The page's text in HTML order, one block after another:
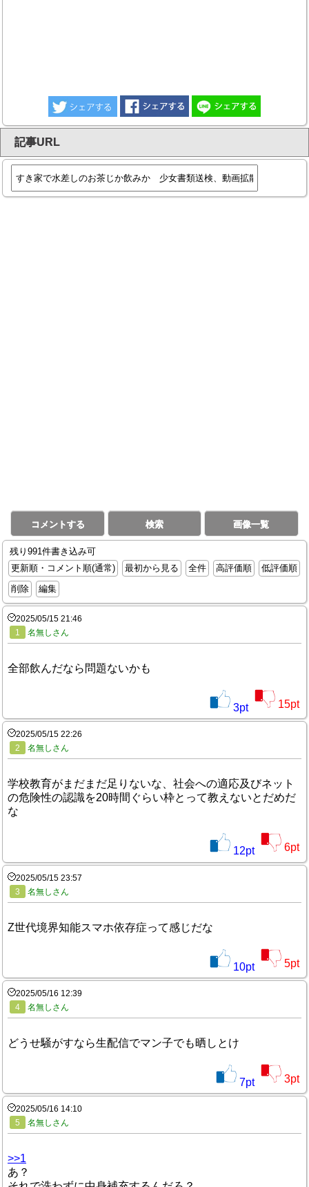
記事URL
コメントする 検索 画像一覧
残り991件書き込み可
更新順・コメント順(通常)
最初から見る 全件 高評価順
低評価順
削除
編集
2025/05/15 21:46
1
名無しさん
全部飲んだなら問題ないかも
3pt 15pt
2025/05/15 22:26
2
名無しさん
学校教育がまだまだ足りないな、社会への適応及びネット
の危険性の認識を20時間ぐらい枠とって教えないとだめだ
な
12pt 6pt
2025/05/15 23:57
3
名無しさん
Z世代境界知能スマホ依存症って感じだな
10pt 5pt
2025/05/16 12:39
4
名無しさん
どうせ騒がすなら生配信でマン子でも晒しとけ
7pt 3pt
2025/05/16 14:10
5
名無しさん
>>1
あ？